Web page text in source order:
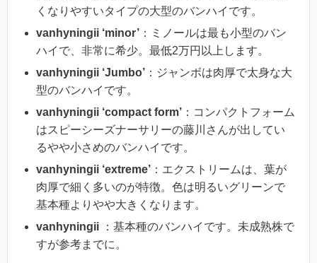
くなりやすいタイプの大型のバンハイです。
vanhyningii ‘minor’ ：ミノールは最も小型のバン
ハイで、非常に希少。最低2万円以上します。
vanhyningii ‘Jumbo’ ：ジャンボは肉厚で太身な大
型のバンハイです。
vanhyningii ‘compact form’ ：コンパクトフォーム
はスピーシーズナーサリーの藤川さんが出してい
るやや小さめのバンハイです。
vanhyningii ‘extreme’ ：エクストリームは、葉が
肉厚で細く多いのが特徴。色は明るいグリーンで
基本種よりやや大きくなります。
vanhyningii
：基本種のバンハイです。未成熟株で
すが参考までに。